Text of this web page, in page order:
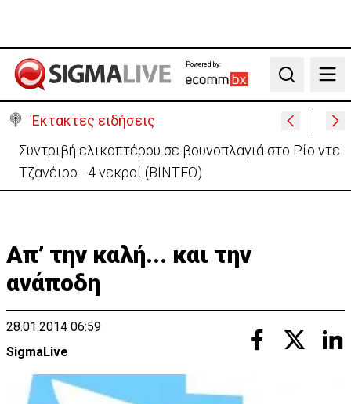
Powered by:
Search
Έκτακτες ειδήσεις
Σοβαρό τροχαίο με μοτοσικλέτα στη Λάρνακα – Σε
κρίσιμη κατάσταση 22χρονη
Aπ’ την καλή... και την
ανάποδη
28.01.2014 06:59
SigmaLive